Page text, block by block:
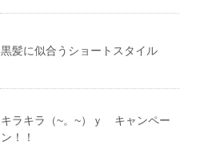
黒髪に似合うショートスタイル
キラキラ（~。~）ｙ キャンペー
ン！！